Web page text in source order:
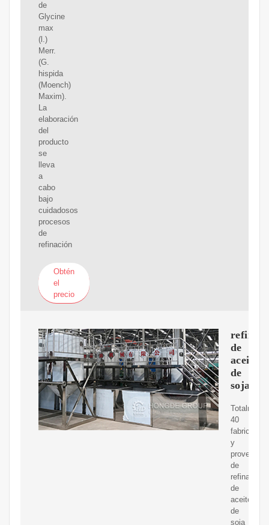
de
Glycine
max
(l.)
Merr.
(G.
hispida
(Moench)
Maxim).
La
elaboración
del
producto
se
lleva
a
cabo
bajo
cuidadosos
procesos
de
refinación
Obtén
el
precio
de
aceite
de
soja
Totalmente
40
fabricantes
y
de
refinadora
de
aceite
de
soja